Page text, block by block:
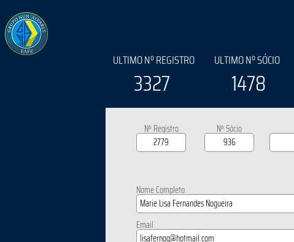
ULTIMO Nº REGISTRO
3327
ULTIMO Nº SÓCIO
1478
Nº Registro Nº Sócio
Nome Completo
Email